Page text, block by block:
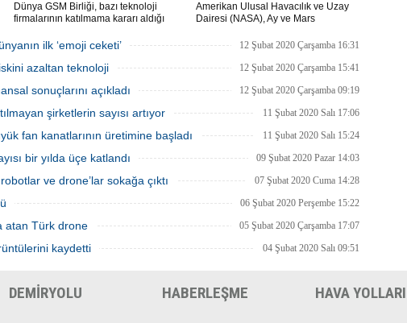
Dünya GSM Birliği, bazı teknoloji
firmalarının katılmama kararı aldığı
yapılmayacağını açıkladı.
Amerikan Ulusal Havacılık ve Uzay
Dairesi (NASA), Ay ve Mars
için ilan verdi.
ilk ‘emoji ceketi’ 12 Şubat 2020 Çarşamba 16:31
azaltan teknoloji 12 Şubat 2020 Çarşamba 15:41
sonuçlarını açıkladı 12 Şubat 2020 Çarşamba 09:19
şirketlerin sayısı artıyor 11 Şubat 2020 Salı 17:06
fan kanatlarının üretimine başladı 11 Şubat 2020 Salı 15:24
bir yılda üçe katlandı 09 Şubat 2020 Pazar 14:03
ve drone’lar sokağa çıktı 07 Şubat 2020 Cuma 14:28
06 Şubat 2020 Perşembe 15:22
atan Türk drone 05 Şubat 2020 Çarşamba 17:07
kaydetti 04 Şubat 2020 Salı 09:51
DEMİRYOLU HABERLEŞME HAVA YOLLARI